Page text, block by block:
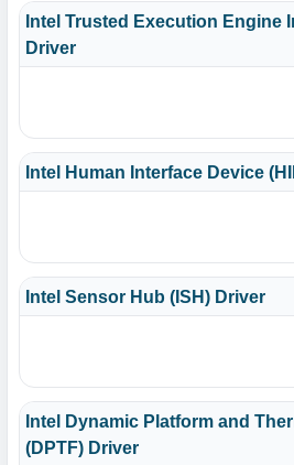
Intel Trusted Execution Engine
Driver
Intel Human Interface Device
Intel Sensor Hub (ISH) Driver
Intel Dynamic Platform and
(DPTF) Driver